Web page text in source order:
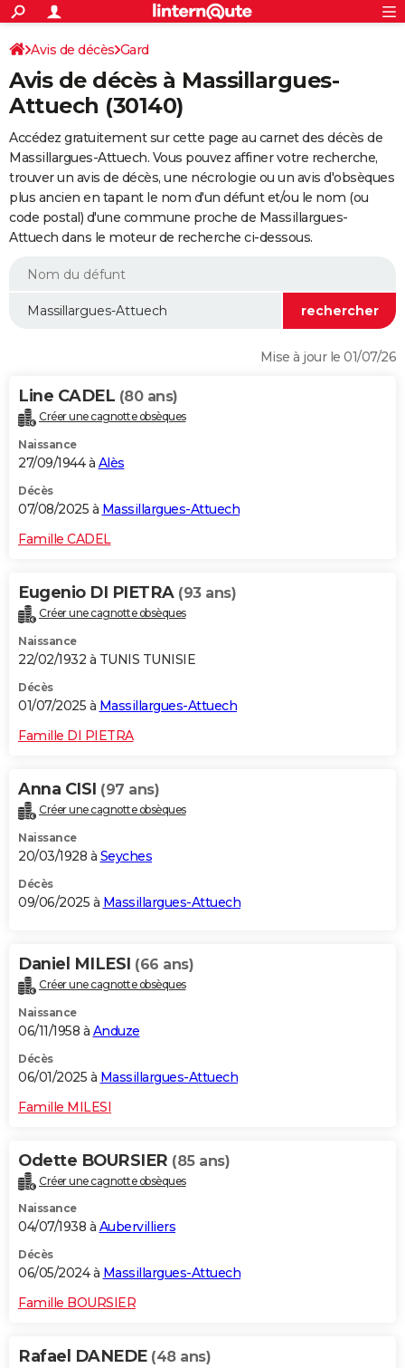
ACTUALITÉS
Politique
Société
Faits Divers
Education
Monde
Villes
+
SPORT
Coupe du monde 2026
Football
Tennis
Cyclisme
Rugby
Forum
FINANCE
Retraite
Impôts
Epargne
Immobilier
Risques naturels par ville
Banque
Assurance
Crédit
Essais
Réserver un essai
Citadines
Berlines
SUV
Forum auto
+
HIGH-TECH
Mobiles
Meilleur smartphone
Internet
Ordinateurs
Jeux vidéo
Guide high-tech
+
BRICOLAGE
Forum
Aménagement intérieur
Extérieur
Cuisine
Salle de bains
Jardinage
Rangement
WEEK-END
Guides de France
Escapades
Patrimoine
Expositions
Musées
Week-end nature
LIFESTYLE
Alimentation
Guide de la santé
Maladies
Médicaments
Sommeil
VOYAGE
Destinations
City break
Voyage nature
Voyage de noces
Forum
Climat
+PHOTO
GUIDES D'ACHAT
BONS PLANS
CARTE DE VOEUX
Dictionnaire
Biographies
Citations
Expressions
Proverbes
PROGRAMME TV
COPAINS D'AVANT
S'inscrire
Se connecter
Lycées
Collèges
Primaires
Universités
Entreprises
Service militaire
Avis de recherche
AVIS DE DÉCÈS
Avis de décès Gard
Avis de décès à Massillargues-
Attuech (30140)
Accédez gratuitement sur cette page au carnet des décès de
Massillargues-Attuech. Vous pouvez affiner votre recherche,
trouver un avis de décès, une nécrologie ou un avis d'obsèques
plus ancien en tapant le nom d'un défunt et/ou le nom (ou
code postal) d'une commune proche de Massillargues-
Attuech dans le moteur de recherche ci-dessous.
Mise à jour le 01/07/26
Line CADEL (80 ans)
Créer une cagnotte obsèques
Naissance
27/09/1944 à Alès
Décès
07/08/2025 à Massillargues-Attuech
Famille CADEL
Eugenio DI PIETRA (93 ans)
Créer une cagnotte obsèques
Naissance
22/02/1932 à TUNIS TUNISIE
Décès
01/07/2025 à Massillargues-Attuech
Famille DI PIETRA
Anna CISI (97 ans)
Créer une cagnotte obsèques
Naissance
20/03/1928 à Seyches
Décès
09/06/2025 à Massillargues-Attuech
Daniel MILESI (66 ans)
Créer une cagnotte obsèques
Naissance
06/11/1958 à Anduze
Décès
06/01/2025 à Massillargues-Attuech
Famille MILESI
Odette BOURSIER (85 ans)
Créer une cagnotte obsèques
Naissance
04/07/1938 à Aubervilliers
Décès
06/05/2024 à Massillargues-Attuech
Famille BOURSIER
Rafael DANEDE (48 ans)